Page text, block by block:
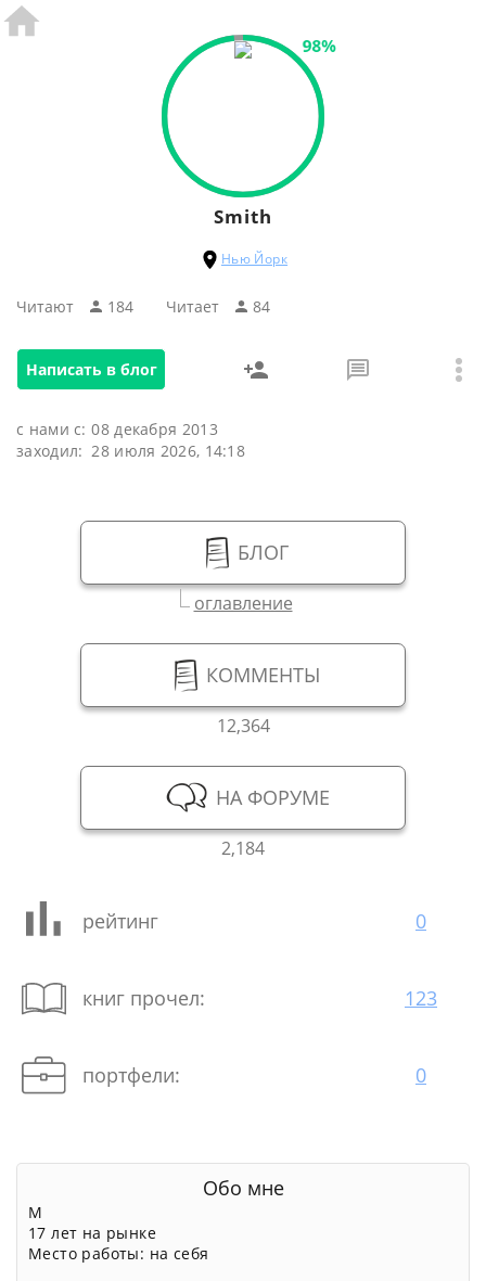
98%
Smith
Нью Йорк
Читают 184 Читаeт 84
Написать в блог
с нами с: 08 декабря 2013
заходил: 28 июля 2026, 14:18
БЛОГ
оглавление
КОММЕНТЫ
12,364
НА ФОРУМЕ
2,184
рейтинг 0
книг прочел: 123
портфели: 0
Обо мне
М
17 лет на рынке
Место работы: на себя